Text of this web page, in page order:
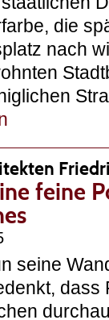
die
nach
feine
seine
dass